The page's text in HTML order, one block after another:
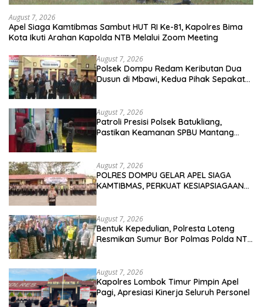
August 7, 2026
Apel Siaga Kamtibmas Sambut HUT RI Ke-81, Kapolres Bima
Kota Ikuti Arahan Kapolda NTB Melalui Zoom Meeting
August 7, 2026
Polsek Dompu Redam Keributan Dua
Dusun di Mbawi, Kedua Pihak Sepakat
August 7, 2026
Patroli Presisi Polsek Batukliang,
Pastikan Keamanan SPBU Mantang
August 7, 2026
POLRES DOMPU GELAR APEL SIAGA
KAMTIBMAS, PERKUAT KESIAPSIAGAAN
August 7, 2026
Bentuk Kepedulian, Polresta Loteng
Resmikan Sumur Bor Polmas Polda NTB
August 7, 2026
Kapolres Lombok Timur Pimpin Apel
Pagi, Apresiasi Kinerja Seluruh Personel